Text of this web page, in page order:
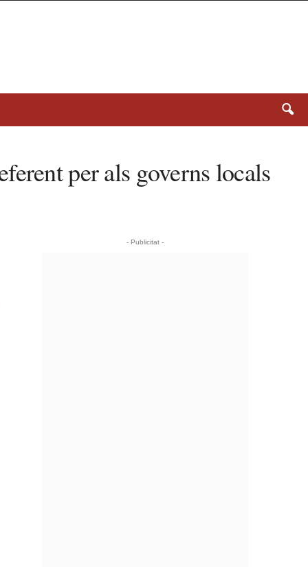
per als governs locals
- Publicitat -